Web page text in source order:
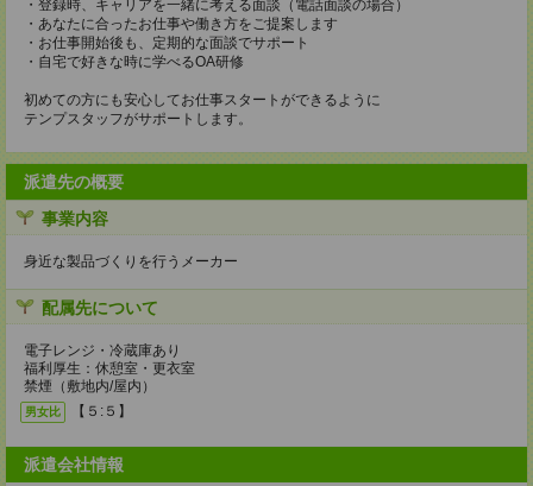
・登録時、キャリアを一緒に考える面談（電話面談の場合）
・あなたに合ったお仕事や働き方をご提案します
・お仕事開始後も、定期的な面談でサポート
・自宅で好きな時に学べるOA研修
初めての方にも安心してお仕事スタートができるように
テンプスタッフがサポートします。
派遣先の概要
事業内容
身近な製品づくりを行うメーカー
配属先について
電子レンジ・冷蔵庫あり
福利厚生：休憩室・更衣室
禁煙（敷地内/屋内）
男女比 【５:５】
派遣会社情報